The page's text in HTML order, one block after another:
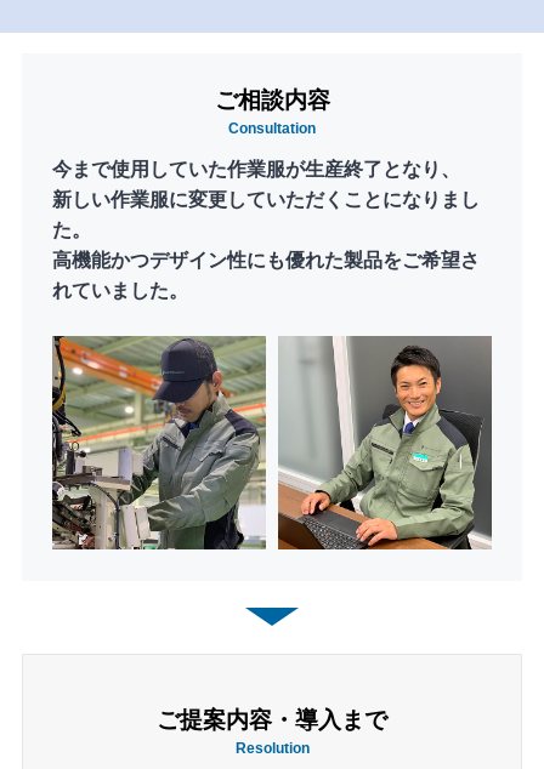
ご相談内容
Consultation
今まで使用していた作業服が生産終了となり、
新しい作業服に変更していただくことになりまし
た。
高機能かつデザイン性にも優れた製品をご希望さ
れていました。
ご提案内容・導入まで
Resolution